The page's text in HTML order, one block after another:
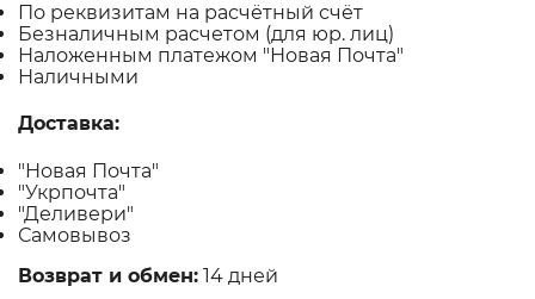
По реквизитам на расчётный счёт
Безналичным расчетом (для юр. лиц)
Наложенным платежом "Новая Почта"
Наличными
Доставка:
"Новая Почта"
"Укрпочта"
"Деливери"
Самовывоз
Возврат и обмен: 14 дней